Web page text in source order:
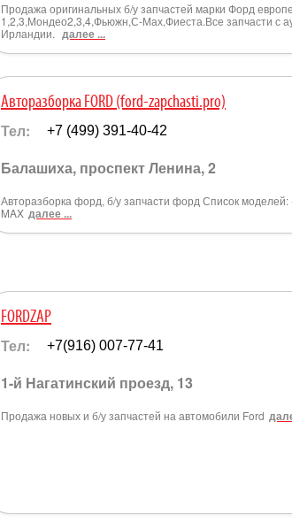
Продажа оригинальных б/у запчастей марки Форд
1,2,3,Мондео2,3,4,Фьюжн,С-Мах,Фиеста.Все запчасти с
Ирландии. далее ...
Авторазборка FORD (ford-zapchasti.pro)
Тел: +7 (499) 391-40-42
Балашиха, проспект Ленина, 2
Авторазборка форд, б/у запчасти форд Список
MAX далее ...
FORDZAP
Тел: +7(916) 007-77-41
1-й Нагатинский проезд, 13
Продажа новых и б/у запчастей на автомобили Ford